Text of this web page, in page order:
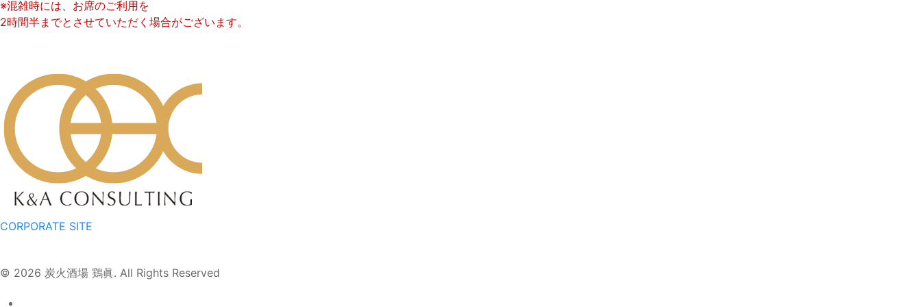
※混雑時には、お席のご利用を
2時間半までとさせていただく場合がございます。
CORPORATE SITE
© 2026 炭火酒場 鶏眞. All Rights Reserved